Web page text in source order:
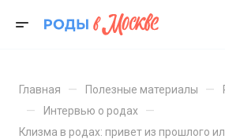
Главная — Полезные материалы —
— Интервью о родах —
Клизма в родах: привет из прошлого